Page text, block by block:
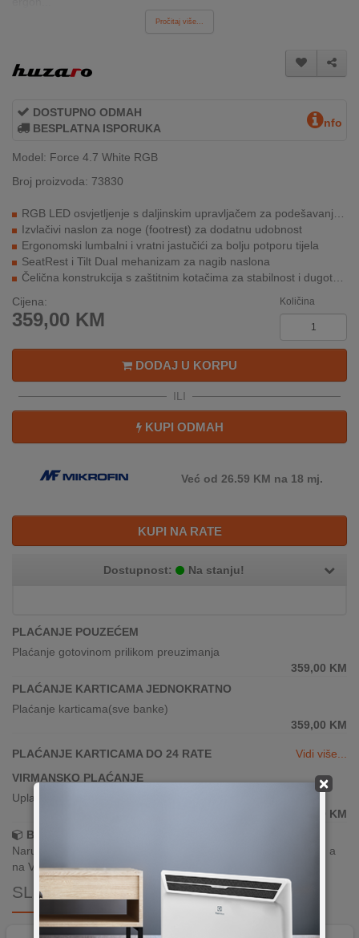
U
KONTAKT
KUPOVINA
NA
RATE
REKLAMACIJA
I
SERVIS
O
NAMA
KATALOZI
KAKO
KUPITI?
INOSTRANSTVA
ENERGETSKE
×
Pročitaj više...
DOSTUPNO ODMAH
BESPLATNA ISPORUKA
nfo
Model: Force 4.7 White RGB
Broj proizvoda: 73830
RGB LED osvjetljenje s daljinskim upravljačem za podešavanje boja i efekata
Izvlačivi naslon za noge (footrest) za dodatnu udobnost
Ergonomski lumbalni i vratni jastučići za bolju potporu tijela
SeatRest i Tilt Dual mehanizam za nagib naslona
Čelična konstrukcija s zaštitnim kotačima za stabilnost i dugotrajnost
Cijena:
359,00 KM
Količina
DODAJ U KORPU
ILI
KUPI ODMAH
Već od 26.59 KM na 18 mj.
KUPI NA RATE
Dostupnost: Na stanju!
PLAĆANJE POUZEĆEM
Plaćanje gotovinom prilikom preuzimanja
359,00 KM
PLAĆANJE KARTICAMA JEDNOKRATNO
Plaćanje karticama(sve banke)
359,00 KM
PLAĆANJE KARTICAMA DO 24 RATE
Vidi više...
VIRMANSKO PLAĆANJE
Uplata po predračunu putem banke
KM
Brza dostava!
Narudžbe zaprimljene radnim danima do 13h šaljemo isti dan, a
na Vašoj adresi paket je već za 24–48h.
SLIČNI PROIZVODI